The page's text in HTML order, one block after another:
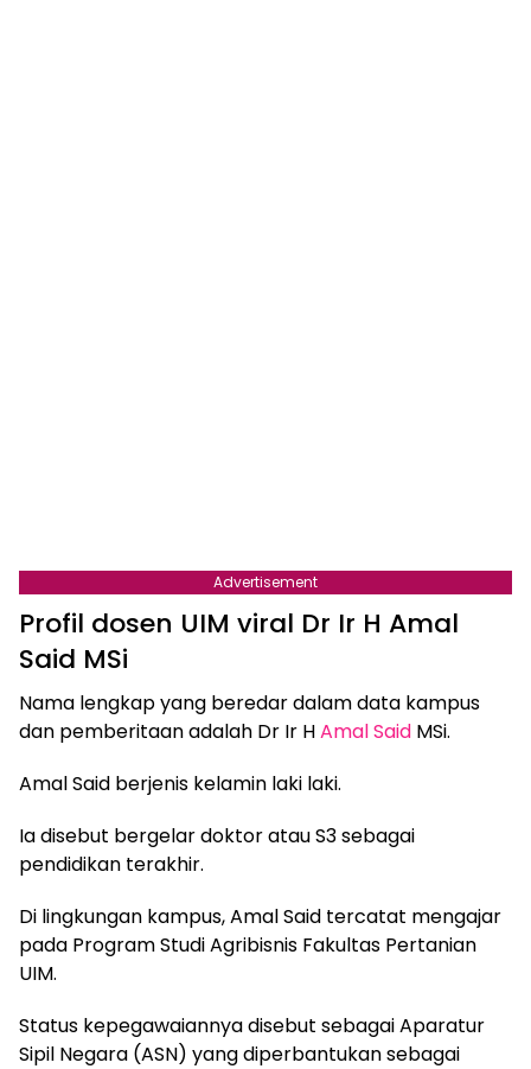
Advertisement
Profil dosen UIM viral Dr Ir H Amal
Said MSi
Nama lengkap yang beredar dalam data kampus
dan pemberitaan adalah Dr Ir HAmal Said MSi.
Amal Said berjenis kelamin laki laki.
Ia disebut bergelar doktor atau S3 sebagai
pendidikan terakhir.
Di lingkungan kampus, Amal Said tercatat mengajar
pada Program Studi Agribisnis Fakultas Pertanian
UIM.
Status kepegawaiannya disebut sebagai Aparatur
Sipil Negara (ASN) yang diperbantukan sebagai